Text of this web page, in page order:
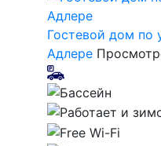
Гостевой дом по
Адлере